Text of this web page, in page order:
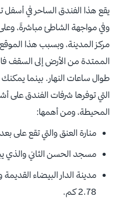
يقع هذا الفندق الساحر في
مركز المدينة، وبسبب هذا الموقع
الممتدة من الأرض إلى السقف
طوال ساعات النهار. بينما يمكنك
التي توفرها شرفات الفندق على
المحيطة، ومن أهمها:
منارة العنق والتي تقع على بعد
مسجد الحسن الثاني والذي يبعد
مدينة الدار البيضاء
2.78 كم.